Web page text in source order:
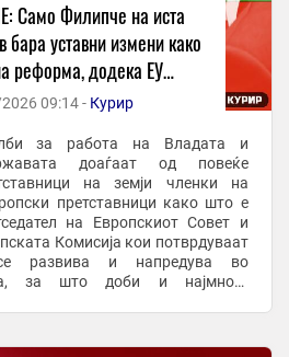
Филипче на иста
бара уставни измени како
реформа, додека ЕУ
институции го признаваат
09:14 - Курир
за работа на Владата и
доаѓаат од повеќе
на земји членки на
претставници како што е
на Европскиот Совет и
Комисија кои потврдуваат
развива и напредува во
за што доби и најмногу